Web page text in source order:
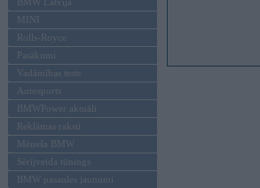
MINI
Rolls-Royce
Pasākumi
Vadāmības tests
Autosports
BMWPower aktuāli
Reklāmas raksti
Mēneša BMW
Sērijveida tūnings
BMW pasaules jaunumi